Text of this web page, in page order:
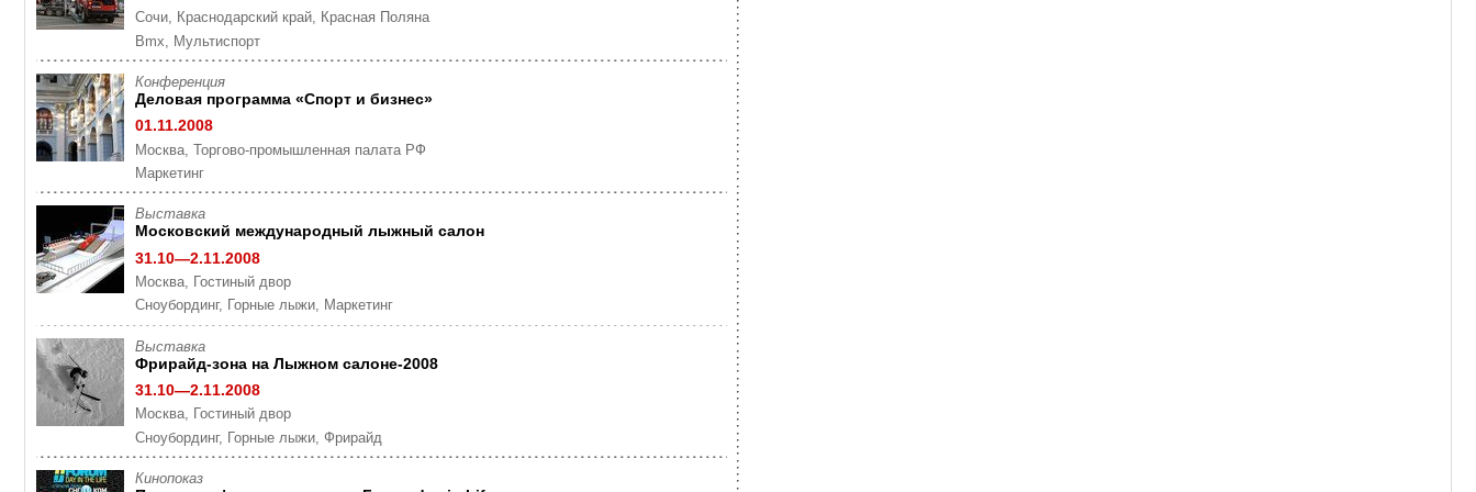
Сочи, Краснодарский край, Красная Поляна
Bmx, Мультиспорт
Конференция
Деловая программа «Спорт и бизнес»
01.11.2008
Москва, Торгово-промышленная палата РФ
Маркетинг
Выставка
Московский международный лыжный салон
31.10—2.11.2008
Москва, Гостиный двор
Cноубординг, Горные лыжи, Маркетинг
Выставка
Фрирайд-зона на Лыжном салоне-2008
31.10—2.11.2008
Москва, Гостиный двор
Cноубординг, Горные лыжи, Фрирайд
Кинопоказ